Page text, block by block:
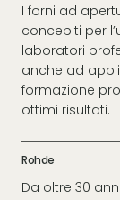
I forni ad
concepiti per
laboratori
anche ad
formazione
ottimi risultati.
Rohde
Da oltre 30